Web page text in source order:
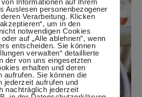
Auslesen personenbezogener
Verarbeitung. Klicken
um in den
notwendigen Cookies
auf „Alle ablehnen“, wenn
entscheiden. Sie können
verwalten“ detaillierte
der von uns eingesetzten
erhalten und deren
aufrufen. Sie können die
jederzeit aufrufen und
nachträglich jederzeit